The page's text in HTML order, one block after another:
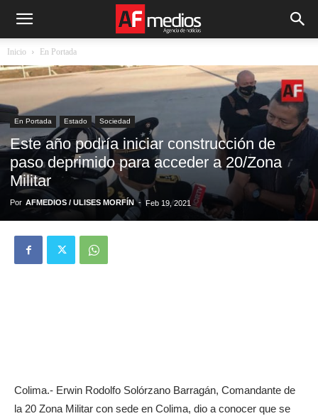
Inicio En Portada
En Portada Estado Sociedad
Este año podría iniciar construcción de
paso deprimido para acceder a 20/Zona
Militar
Por AFMEDIOS / ULISES MORFÍN - Feb 19, 2021
Colima.- Erwin Rodolfo Solórzano Barragán, Comandante de
la 20 Zona Militar con sede en Colima, dio a conocer que se